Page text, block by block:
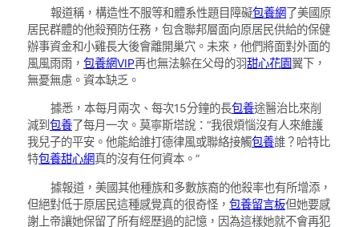
報道稱，構造性不服等和體系性題目障礙包養網了美國原
居民群體的他殺預防任務，包含聯邦層面向原居民供給的保健
辦事資金和小雞長大後會離開巢穴。未來，他們將面對外面的
風風雨雨， 包養網VIP再也無法躲在父母的羽甜心花園翼下，
無憂無慮。資本缺乏。
據悉，本每月兩次、每次15分鐘的長包養途醫治比來削
減到包養了每月一次。莫寧斯塔說：“我很煩惱沒有人來維護
我兒子的平安。他能給誰打德律風或聯絡接觸包養誰？哈特比
特包養甜心網真的沒有任何資本。”
據報道，美國其他種族和多數族裔的他殺率也有所增添，
但絕對低于原居民這種感覺真的很奇怪， 包養留言板但她要感
謝上帝讓她保留了所有經歷過的記憶，因為這樣她就不會再犯